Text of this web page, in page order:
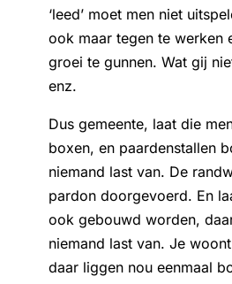
‘leed’ moet men niet
ook maar tegen te werken
groei te gunnen. Wat gij
enz.
Dus gemeente, laat die
boxen, en paardenstallen
niemand last van. De
pardon doorgevoerd. En
ook gebouwd worden,
niemand last van. Je
daar liggen nou eenmaal